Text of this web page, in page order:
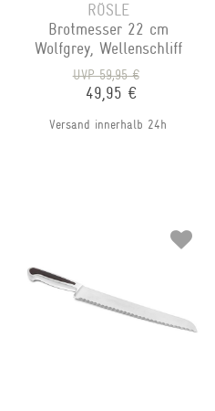
RÖSLE
Brotmesser 22 cm
Wolfgrey, Wellenschliff
UVP 59,95 €
49,95 €
Versand innerhalb 24h